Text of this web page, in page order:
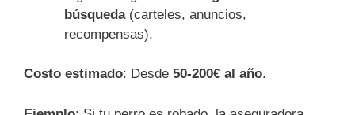
búsqueda(carteles, anuncios,
recompensas).
Costo estimado: Desde 50-200€ al año.